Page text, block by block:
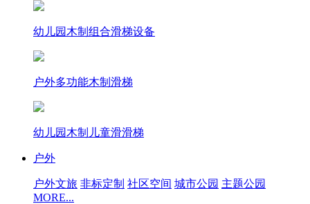
幼儿园木制组合滑梯设备
户外多功能木制滑梯
幼儿园木制儿童滑滑梯
户外
户外文旅 非标定制 社区空间 城市公园 主题公园
MORE...